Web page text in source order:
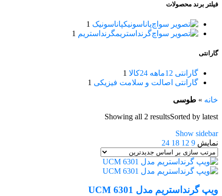
فیلتر برند محصولات
پاناسونیکپاناسونیک 1
گرنداستریمگرنداستریم 1
گارانتی
گارانتی 12ماهه 24کالا
1
گارانتی اصالت و سلامت فیزیکی 1
خانه » طوسی
Showing all 2 resultsSorted by latest
Show sidebar
نمایش 9
12
18
24
ویپ گرنداستریم مدل UCM 6301